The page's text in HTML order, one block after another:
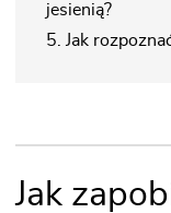
jesienią?
5. Jak
Jak